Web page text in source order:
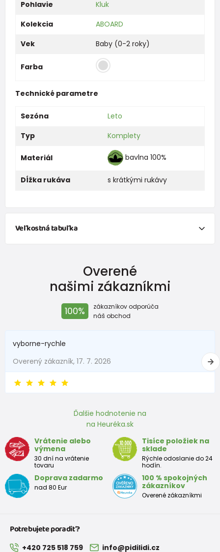
Pohlavie
Kluk
Kolekcia
ABOARD
Vek
Baby (0-2 roky)
Farba
Technické parametre
Sezóna
Leto
Typ
Komplety
Materiál bavlna 100%
Dĺžka rukáva s krátkými rukávy
Veľkostná tabuľka
Výška (cm)
New Baby do 50 do 3,4
Do 1 mesiaca do 56 do 4,5
6 - 9 mesiace 68 -74 8 - 9,5
9 - 12 mesiace 74-80 9,5 - 11
Približná tabuľka veľkosti batoľaťa
Veľkosť
Výška
(cm)
Prsia
(cm)
Pás
(cm)
(cm)
12
mesiacov
68 - 80 47 52
2 roky
Overené
našimi zákazníkmi
100%
zákazníkov odporúča
náš obchod
vyborne-rychle
Overený zákazník, 17. 7. 2026
Ďalšie hodnotenie na
na Heuréka.sk
Vrátenie alebo
výmena
30 dní na vrátenie
tovaru
Tisíce položiek na
sklade
Rýchle odoslanie do 24
hodín.
Doprava zadarmo
nad 80 Eur
100 % spokojných
zákazníkov
Overené zákazníkmi
Potrebujete poradiť?
+420 725 518 759 info@pidilidi.cz